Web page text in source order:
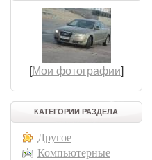
[Мои фотографии]
КАТЕГОРИИ РАЗДЕЛА
Другое
Компьютерные